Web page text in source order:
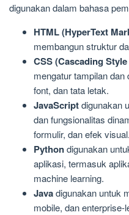
digunakan dalam bahasa
HTML (HyperText
membangun struktur
CSS (Cascading
mengatur tampilan
font, dan tata letak.
JavaScriptdigunakan
dan fungsionalitas
formulir, dan efek visual.
Pythondigunakan
aplikasi, termasuk
machine learning.
Javadigunakan untuk
mobile, dan enterprise-